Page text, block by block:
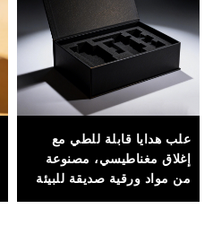
علب هدايا قابلة للطي مع
إغلاق مغناطيسي، مصنوعة
من مواد ورقية صديقة للبيئة